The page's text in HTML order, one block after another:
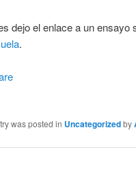
dejo el enlace a un ensayo
.
was posted in Uncategorizedby